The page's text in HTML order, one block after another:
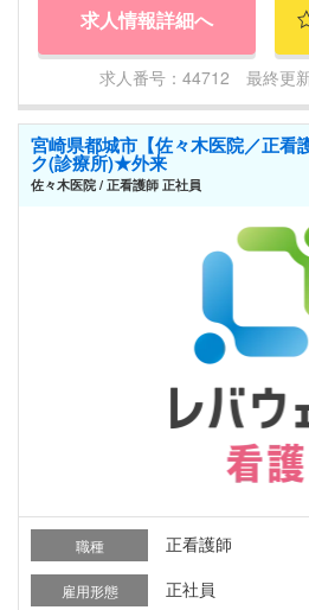
求人情報詳細へ
求人番号：44712 最終更
宮崎県都城市【佐々木医院／正看
ク(診療所)★外来
佐々木医院 / 正看護師 正社員
職種 正看護師
雇用形態 正社員